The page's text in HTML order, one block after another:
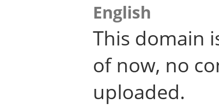
English
This domain
of now, no
uploaded.